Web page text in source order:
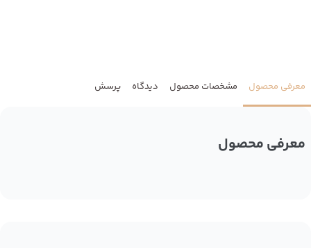
معرفی محصول مشخصات محصول دیدگاه پرسش
معرفی محصول